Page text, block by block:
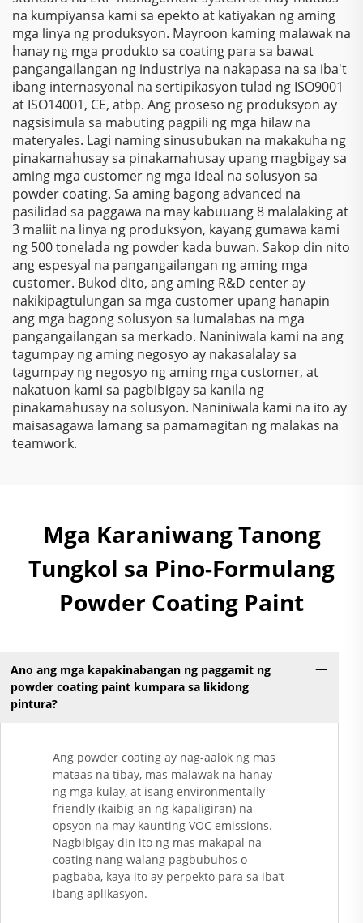
na kumpiyansa kami sa epekto at katiyakan ng aming
mga linya ng produksyon. Mayroon kaming malawak na
hanay ng mga produkto sa coating para sa bawat
pangangailangan ng industriya na nakapasa na sa iba't
ibang internasyonal na sertipikasyon tulad ng ISO9001
at ISO14001, CE, atbp. Ang proseso ng produksyon ay
nagsisimula sa mabuting pagpili ng mga hilaw na
materyales. Lagi naming sinusubukan na makakuha ng
pinakamahusay sa pinakamahusay upang magbigay sa
aming mga customer ng mga ideal na solusyon sa
powder coating. Sa aming bagong advanced na
pasilidad sa paggawa na may kabuuang 8 malalaking at
3 maliit na linya ng produksyon, kayang gumawa kami
ng 500 tonelada ng powder kada buwan. Sakop din nito
ang espesyal na pangangailangan ng aming mga
customer. Bukod dito, ang aming R&D center ay
nakikipagtulungan sa mga customer upang hanapin
ang mga bagong solusyon sa lumalabas na mga
pangangailangan sa merkado. Naniniwala kami na ang
tagumpay ng aming negosyo ay nakasalalay sa
tagumpay ng negosyo ng aming mga customer, at
nakatuon kami sa pagbibigay sa kanila ng
pinakamahusay na solusyon. Naniniwala kami na ito ay
maisasagawa lamang sa pamamagitan ng malakas na
teamwork.
Mga Karaniwang Tanong
Tungkol sa Pino-Formulang
Powder Coating Paint
Ano ang mga kapakinabangan ng paggamit ng
powder coating paint kumpara sa likidong
pintura?
Ang powder coating ay nag-aalok ng mas
mataas na tibay, mas malawak na hanay
ng mga kulay, at isang environmentally
friendly (kaibig-an ng kapaligiran) na
opsyon na may kaunting VOC emissions.
Nagbibigay din ito ng mas makapal na
coating nang walang pagbubuhos o
pagbaba, kaya ito ay perpekto para sa iba’t
ibang aplikasyon.